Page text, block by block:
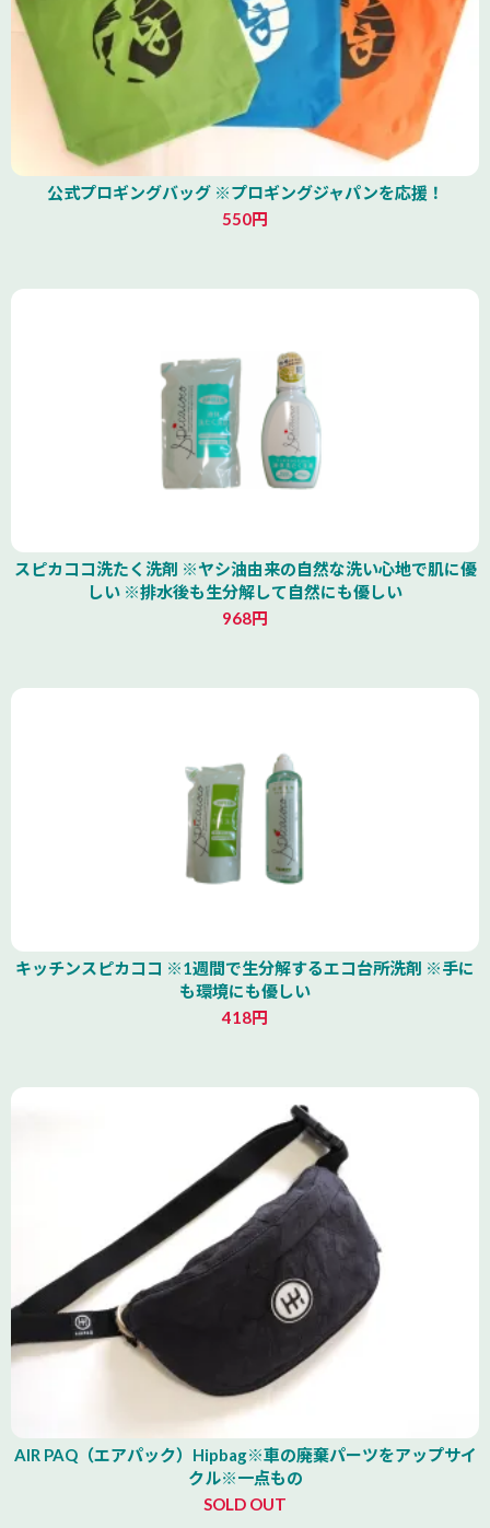
公式プロギングバッグ ※プロギングジャパンを応援！
550円
スピカココ洗たく洗剤 ※ヤシ油由来の自然な洗い心地で肌に優
しい ※排水後も生分解して自然にも優しい
968円
キッチンスピカココ ※1週間で生分解するエコ台所洗剤 ※手に
も環境にも優しい
418円
AIR PAQ（エアパック）Hipbag※車の廃棄パーツをアップサイ
クル※一点もの
SOLD OUT